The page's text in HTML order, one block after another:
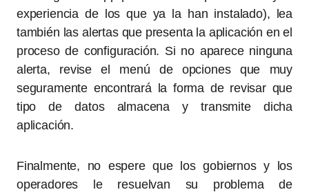
experiencia de los que ya la han instalado), lea
también las alertas que presenta la aplicación en el
proceso de configuración. Si no aparece ninguna
alerta, revise el menú de opciones que muy
seguramente encontrará la forma de revisar que
tipo de datos almacena y transmite dicha
aplicación.
Finalmente, no espere que los gobiernos y los
operadores le resuelvan su problema de